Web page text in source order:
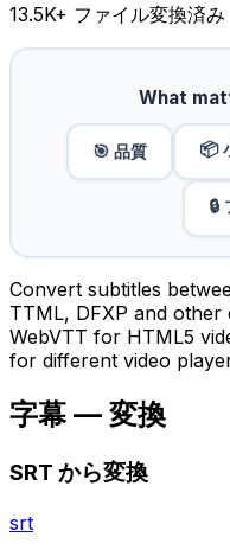
13.5K+ ファイル変換済み
What
🎯 品質 📦
🔒
Convert subtitles
TTML, DFXP and
WebVTT for HTML5
for different video
字幕 — 変換
SRT から変換
srt